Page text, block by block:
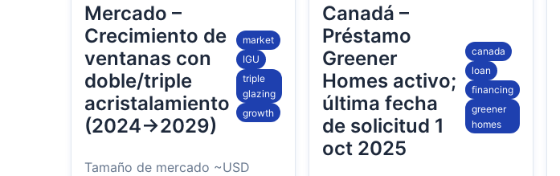
Mercado –
Crecimiento de
ventanas con
doble/triple
acristalamiento
(2024→2029)
market
IGU
triple
glazing
growth
Tamaño de mercado ~USD
Canadá –
Préstamo
Greener
Homes activo;
última fecha
de solicitud 1
oct 2025
canada
loan
financing
greener
homes